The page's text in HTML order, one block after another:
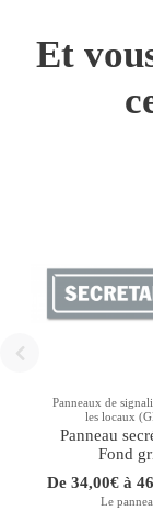
Et
Panneaux de
les locaux
Panneau
Fond
De 34,00€ à
Le